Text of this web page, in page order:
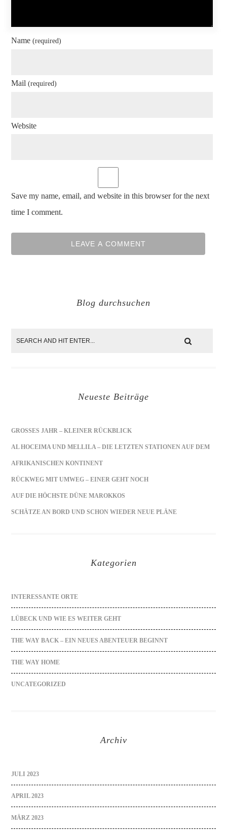
Name(required)
Mail(required)
Website
Save my name, email, and website in this browser for the next
time I comment.
Blog durchsuchen
Neueste Beiträge
GROSSES JAHR – KLEINER RÜCKBLICK
AL HOCEIMA UND MELLILA – DIE LETZTEN STATIONEN AUF DEM
AFRIKANISCHEN KONTINENT
RÜCKWEG MIT UMWEG – EINER GEHT NOCH
AUF DIE HÖCHSTE DÜNE MAROKKOS
SCHÄTZE AN BORD UND SCHON WIEDER NEUE PLÄNE
Kategorien
INTERESSANTE ORTE
LÜBECK UND WIE ES WEITER GEHT
THE WAY BACK – EIN NEUES ABENTEUER BEGINNT
THE WAY HOME
UNCATEGORIZED
Archiv
JULI 2023
APRIL 2023
MÄRZ 2023